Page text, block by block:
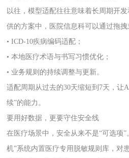
以往，模型适配往往意味着长周期开
供的方案中，医院信息科可以通过拖拽
• ICD-10疾病编码适配；
• 本地医疗术语与书写习惯优化；
• 业务规则的持续调整与更新。
适配周期从过去的30天缩短到7天，让
续”的能力。
要用好数据，更要守住安全线
在医疗场景中，安全从来不是“可选项
机”系统内置医疗专用脱敏规则库，对